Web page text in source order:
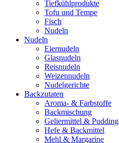
Tiefkühlprodukte
Tofu und Tempe
Fisch
Nudeln
Nudeln
Eiernudeln
Glasnudeln
Reisnudeln
Weizennudeln
Nudelgerichte
Backzutaten
Aroma- & Farbstoffe
Backmischung
Geliermittel & Pudding
Hefe & Backmittel
Mehl & Margarine